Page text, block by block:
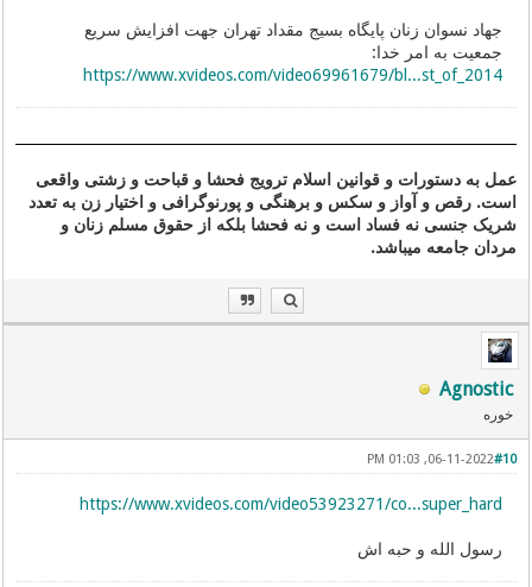
جهاد نسوان زنان پایگاه بسیج مقداد تهران جهت افزایش سریع
جمعیت به امر خدا:
https://www.xvideos.com/video69961679/bl...st_of_2014
عمل به دستورات و قوانین اسلام ترویج فحشا و قباحت و زشتی واقعی
است. رقص و آواز و سکس و برهنگی و پورنوگرافی و اختیار زن به تعدد
شریک جنسی نه فساد است و نه فحشا بلکه از حقوق مسلم زنان و
مردان جامعه میباشد.
Agnostic
خوره
#10
06-11-2022, 01:03 PM
https://www.xvideos.com/video53923271/co...super_hard
رسول الله و حبه اش